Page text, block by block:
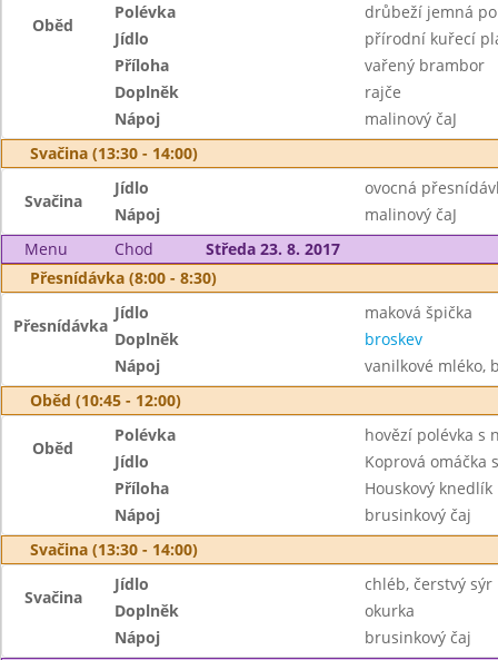
Oběd
Polévka
drůbeží jemná
Jídlo
přírodní kuřecí
Příloha
vařený brambor
Doplněk
rajče
Nápoj
malinový čaJ
Svačina (13:30 - 14:00)
Svačina
Jídlo
ovocná
Nápoj
malinový čaJ
Menu
Chod
Středa 23. 8. 2017
Přesnídávka (8:00 - 8:30)
Přesnídávka
Jídlo
maková špička
Doplněk
broskev
Nápoj
vanilkové mléko,
Oběd (10:45 - 12:00)
Oběd
Polévka
hovězí polévka s
Jídlo
Koprová omáčka
Příloha
Houskový knedlík
Nápoj
brusinkový čaj
Svačina (13:30 - 14:00)
Svačina
Jídlo
chléb, čerstvý sýr
Doplněk
okurka
Nápoj
brusinkový čaj